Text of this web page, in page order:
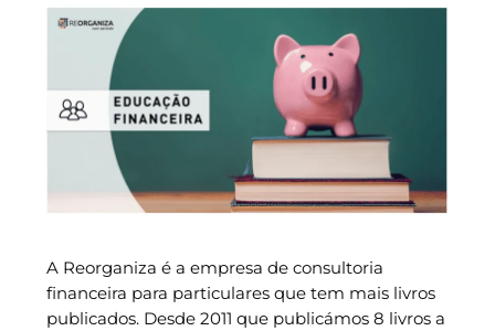
A Reorganiza é a empresa de consultoria
financeira para particulares que tem mais livros
publicados. Desde 2011 que publicámos 8 livros a